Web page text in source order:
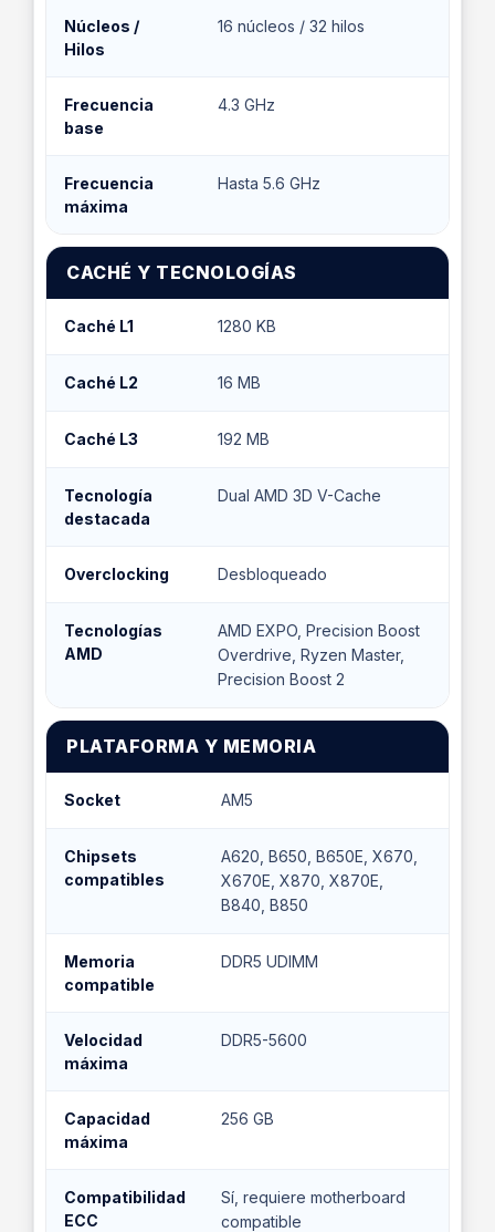
Núcleos /
Hilos
16 núcleos / 32 hilos
Frecuencia
base
4.3 GHz
Frecuencia
máxima
Hasta 5.6 GHz
CACHÉ Y TECNOLOGÍAS
Caché L1 1280 KB
Caché L2 16 MB
Caché L3 192 MB
Tecnología
destacada
Dual AMD 3D V-Cache
Overclocking Desbloqueado
Tecnologías
AMD
AMD EXPO, Precision Boost
Overdrive, Ryzen Master,
Precision Boost 2
PLATAFORMA Y MEMORIA
Socket AM5
Chipsets
compatibles
A620, B650, B650E, X670,
X670E, X870, X870E,
B840, B850
Memoria
compatible
DDR5 UDIMM
Velocidad
máxima
DDR5-5600
Capacidad
máxima
256 GB
Compatibilidad
ECC
Sí, requiere motherboard
compatible